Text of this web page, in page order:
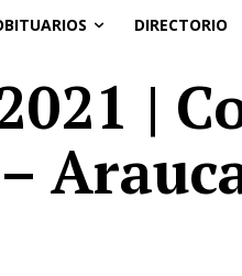
DIRECTORIO
|